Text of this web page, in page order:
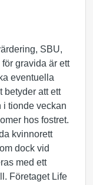
SBU,
gravida är ett
eventuella
betyder att ett
i tionde veckan
hos fostret.
kvinnorett
dock vid
med ett
Företaget Life